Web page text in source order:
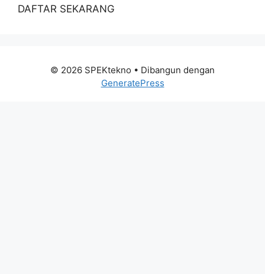
DAFTAR SEKARANG
© 2026 SPEKtekno • Dibangun dengan
GeneratePress